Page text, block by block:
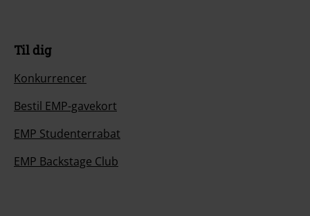
Til dig
Konkurrencer
Bestil EMP-gavekort
EMP Studenterrabat
EMP Backstage Club